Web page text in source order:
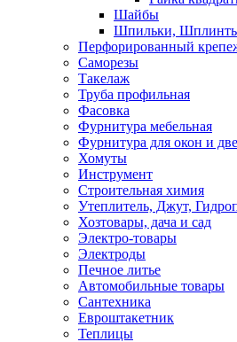
Шайбы
Шпильки,
Перфорированный
Саморезы
Такелаж
Труба профильная
Фасовка
Фурнитура мебельная
Фурнитура для окон и
Хомуты
Инструмент
Строительная химия
Утеплитель, Джут,
Хозтовары, дача и сад
Электро-товары
Электроды
Печное литье
Автомобильные товары
Сантехника
Евроштакетник
Теплицы